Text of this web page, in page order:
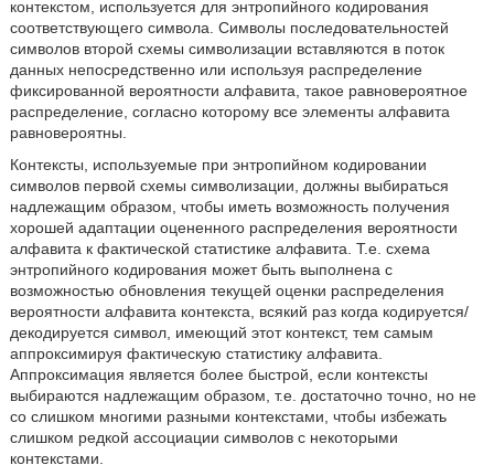
контекстом, используется для энтропийного кодирования
соответствующего символа. Символы последовательностей
символов второй схемы символизации вставляются в поток
данных непосредственно или используя распределение
фиксированной вероятности алфавита, такое равновероятное
распределение, согласно которому все элементы алфавита
равновероятны.
Контексты, используемые при энтропийном кодировании
символов первой схемы символизации, должны выбираться
надлежащим образом, чтобы иметь возможность получения
хорошей адаптации оцененного распределения вероятности
алфавита к фактической статистике алфавита. Т.е. схема
энтропийного кодирования может быть выполнена с
возможностью обновления текущей оценки распределения
вероятности алфавита контекста, всякий раз когда кодируется/
декодируется символ, имеющий этот контекст, тем самым
аппроксимируя фактическую статистику алфавита.
Аппроксимация является более быстрой, если контексты
выбираются надлежащим образом, т.е. достаточно точно, но не
со слишком многими разными контекстами, чтобы избежать
слишком редкой ассоциации символов с некоторыми
контекстами.